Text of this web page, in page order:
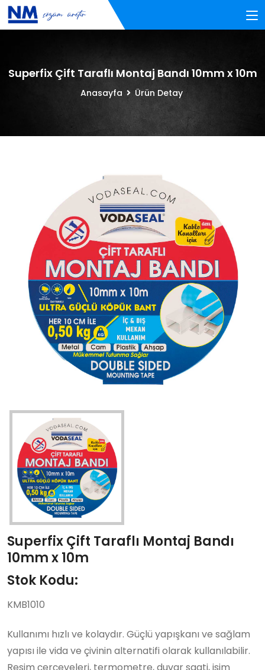
Superfix Çift Taraflı Montaj Bandı 10mm x 10m
Anasayfa Ürün Detay
Superfix Çift Taraflı Montaj Bandı
10mm x 10m
Stok Kodu:
KMB1010
Kullanımı hızlı ve kolaydır. Güçlü yapışkanı ve sağlam
yapısı ile vida ve çivinin alternatifi olarak kullanılabilir.